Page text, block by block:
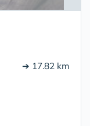
➔ 17.82 km